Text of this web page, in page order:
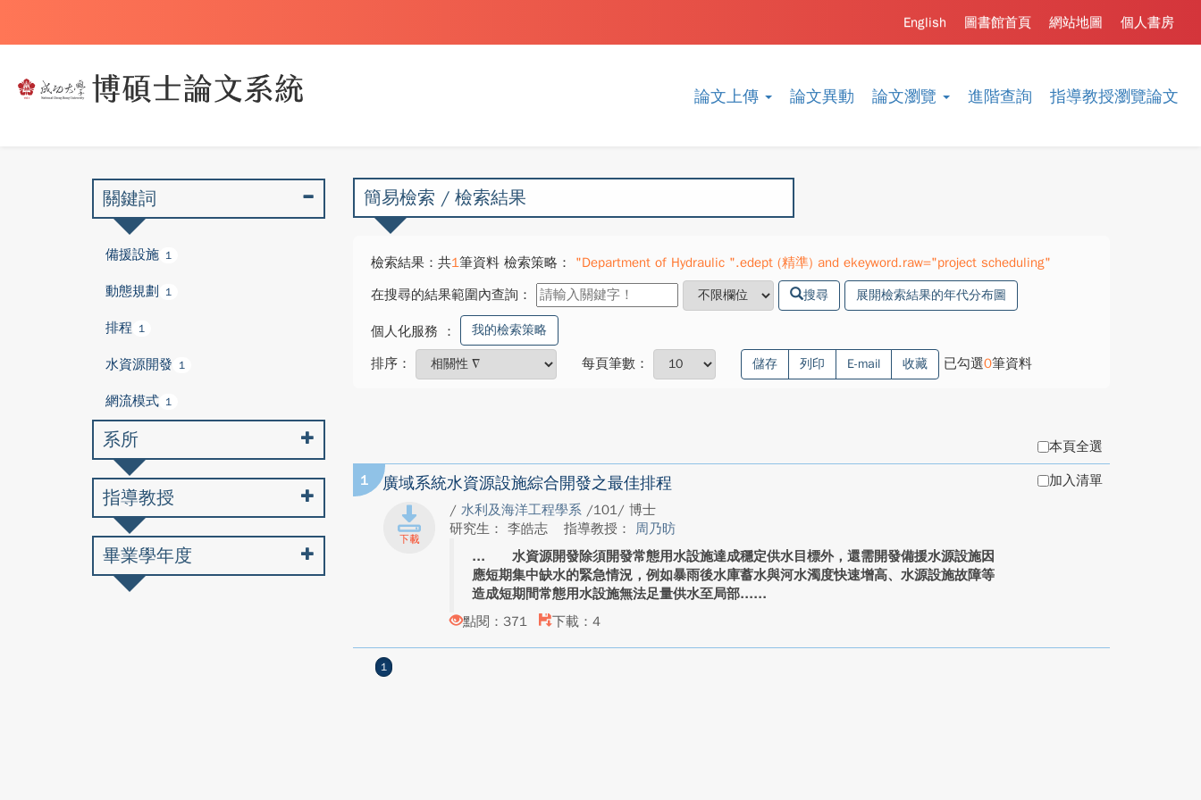
論文上傳 論文異動 論文瀏覽 進階查詢 指導教授瀏覽論文
個人書房
網站地圖
圖書館首頁
English
簡易檢索 / 檢索結果
檢索結果：共1筆資料 檢索策略：
"Department of Hydraulic ".edept (精準) and ekeyword.raw="project scheduling"
在搜尋的結果範圍內查詢：
搜尋 展開檢索結果的年代分布圖
個人化服務 ： 我的檢索策略
排序： 每頁筆數： 儲存 列印 E-mail 收藏 已勾選0筆資料
本頁全選
1 廣域系統水資源設施綜合開發之最佳排程
/ 水利及海洋工程學系 /101/ 博士
研究生： 李皓志
指導教授： 周乃昉
水資源開發除須開發常態用水設施達成穩定供水目標外，還需開發備援水源設施因
應短期集中缺水的緊急情況，例如暴雨後水庫蓄水與河水濁度快速增高、水源設施故障等
造成短期間常態用水設施無法足量供水至局部...
點閱：371
下載：4
加入清單
1
關鍵詞
備援設施 1
動態規劃 1
排程 1
水資源開發 1
網流模式 1
系所
指導教授
畢業學年度